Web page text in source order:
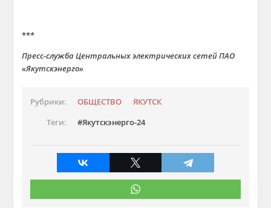
***
Пресс-служба Центральных электрических сетей ПАО
«Якутскэнерго»
Рубрики: ОБЩЕСТВО
ЯКУТСК
Теги:
Якутскэнерго-24